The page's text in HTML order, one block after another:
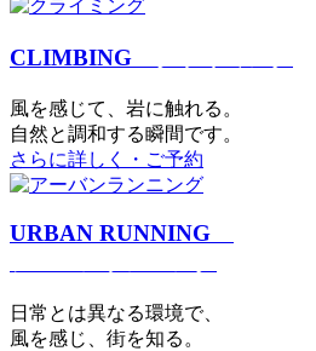
CLIMBING
⾵を感じて、岩に触れる。
⾃然と調和する瞬間です。
さらに詳しく・ご予約
URBAN RUNNING
日常とは異なる環境で、
風を感じ、街を知る。